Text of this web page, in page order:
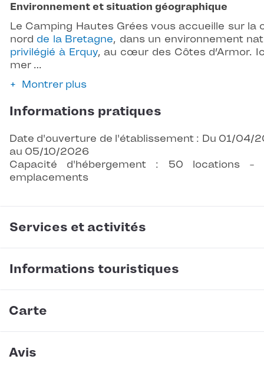
Environnement et situation géographique
Le Camping Hautes Grées vous accueille sur la
nord de la Bretagne, dans un environnement
privilégié à Erquy, au cœur des Côtes d’Armor.
mer …
Montrer plus
Informations pratiques
Date d'ouverture de l'établissement : Du 01/04/
au 05/10/2026
Capacité d'hébergement : 50 locations -
emplacements
Services et activités
Informations touristiques
Carte
Avis